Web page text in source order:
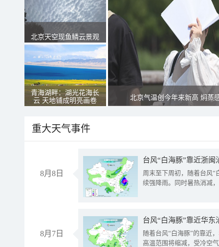
北京天空现鱼鳞云景观
青海湖畔：湖光花海长
云 天地铺成明亮画卷
北京气温创今年来新高 焖蒸
重大天气事件
8月8日
台风“白海豚”靠近浙
周末至下周初，随着台风“
续强降雨。同时暑热消减
8月7日
台风“白海豚”靠近华
随着台风“白海豚”的靠近
高温范围将缩减，受冷空